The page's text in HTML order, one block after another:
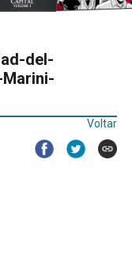
del-
Voltar